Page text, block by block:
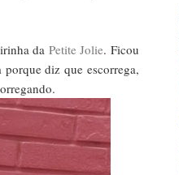
da Petite Jolie. Ficou
diz que escorrega,